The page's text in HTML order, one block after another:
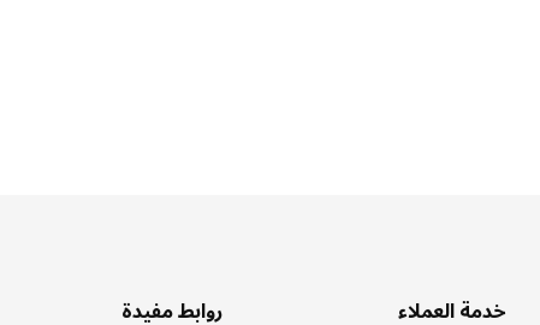
خدمة العملاء روابط مفيدة